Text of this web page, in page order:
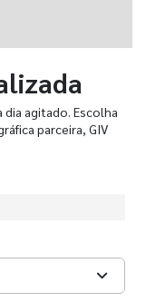
agitado. Escolha
parceira, GIV